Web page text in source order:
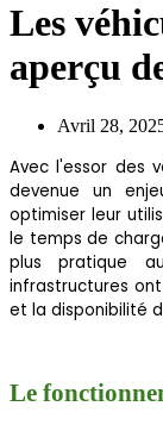
Les
aperçu
Avril 28,
Avec l'essor des
devenue un
optimiser leur
le temps de
plus pratique
infrastructures
et la disponibilité
Le